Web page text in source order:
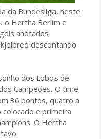
da Bundesliga, neste
o Hertha Berlim e
anotados
descontando
dos Lobos de
Campeões. O time
36 pontos, quatro a
colocado e primeira
O Hertha